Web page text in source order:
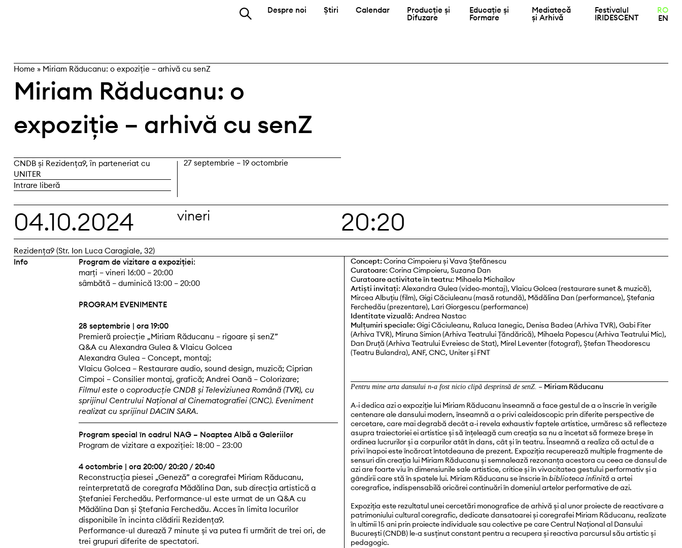
Despre noi Știri Calendar Producție și
Difuzare
Educație și
Formare
Mediatecă
și Arhivă
Festivalul
IRIDESCENT
RO
EN
Home » Miriam Răducanu: o expoziție – arhivă cu senZ
Miriam Răducanu: o
expoziție – arhivă cu senZ
CNDB și Rezidența9, în parteneriat cu
UNITER
Intrare liberă
27 septembrie – 19 octombrie
04.10.2024 vineri 20:20
Rezidența9 (Str. Ion Luca Caragiale, 32)
Info
Program de vizitare a expoziției:
marți – vineri 16:00 – 20:00
sâmbătă – duminică 13:00 – 20:00
PROGRAM EVENIMENTE
28 septembrie | ora 19:00
Premieră proiecție „Miriam Răducanu – rigoare și senZ”
Q&A cu Alexandra Gulea & Vlaicu Golcea
Alexandra Gulea – Concept, montaj;
Vlaicu Golcea – Restaurare audio, sound design, muzică; Ciprian
Cimpoi – Consilier montaj, grafică; Andrei Oană – Colorizare;
Filmul este o coproducție CNDB și Televiziunea Română (TVR), cu
sprijinul Centrului Național al Cinematografiei (CNC). Eveniment
realizat cu sprijinul DACIN SARA.
Program special în cadrul NAG – Noaptea Albă a Galeriilor
Program de vizitare a expoziției: 18:00 – 23:00
4 octombrie | ora 20:00/ 20:20 / 20:40
Reconstrucția piesei „Geneză” a coregrafei Miriam Răducanu,
reinterpretată de coregrafa Mădălina Dan, sub direcția artistică a
Ștefaniei Ferchedău. Performance-ul este urmat de un Q&A cu
Mădălina Dan și Ștefania Ferchedău. Acces în limita locurilor
disponibile în incinta clădirii Rezidența9.
Performance-ul durează 7 minute și va putea fi urmărit de trei ori, de
trei grupuri diferite de spectatori.
Concept: Corina Cimpoieru și Vava Ștefănescu
Curatoare: Corina Cimpoieru, Suzana Dan
Curatoare activitate în teatru: Mihaela Michailov
Artiști invitați: Alexandra Gulea (video-montaj), Vlaicu Golcea (restaurare sunet & muzică),
Mircea Albuțiu (film), Gigi Căciuleanu (masă rotundă), Mădălina Dan (performance), Ștefania
Ferchedău (prezentare), Lari Giorgescu (performance)
Identitate vizuală: Andrea Nastac
Mulțumiri speciale: Gigi Căciuleanu, Raluca Ianegic, Denisa Badea (Arhiva TVR), Gabi Fiter
(Arhiva TVR), Miruna Simion (Arhiva Teatrului Țăndărică), Mihaela Popescu (Arhiva Teatrului Mic),
Dan Druță (Arhiva Teatrului Evreiesc de Stat), Mirel Leventer (fotograf), Ștefan Theodorescu
(Teatru Bulandra), ANF, CNC, Uniter și FNT
Pentru mine arta dansului n-a fost nicio clipă desprinsă de senZ. – Miriam Răducanu
A-i dedica azi o expoziție lui Miriam Răducanu înseamnă a face gestul de a o înscrie în verigile
centenare ale dansului modern, înseamnă a o privi caleidoscopic prin diferite perspective de
cercetare, care mai degrabă decât a-i revela exhaustiv faptele artistice, urmăresc să reflecteze
asupra traiectoriei ei artistice și să înțeleagă cum creația sa nu a încetat să formeze breșe în
ordinea lucrurilor și a corpurilor atât în dans, cât și în teatru. Înseamnă a realiza că actul de a
privi înapoi este încărcat întotdeauna de prezent. Expoziția recuperează multiple fragmente de
sensuri din creația lui Miriam Răducanu și semnalează rezonanța acestora cu ceea ce dansul de
azi are foarte viu în dimensiunile sale artistice, critice și în vivacitatea gestului performativ și a
gândirii care stă în spatele lui. Miriam Răducanu se înscrie înbiblioteca infinităa artei
coregrafice, indispensabilă oricărei continuări în domeniul artelor performative de azi.
Expoziția este rezultatul unei cercetări monografice de arhivă și al unor proiecte de reactivare a
patrimoniului cultural coregrafic, dedicate dansatoarei și coregrafei Miriam Răducanu, realizate
în ultimii 15 ani prin proiecte individuale sau colective pe care Centrul Național al Dansului
București (CNDB) le-a susținut constant pentru a recupera și reactiva parcursul său artistic și
pedagogic.